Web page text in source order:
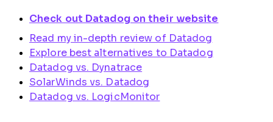
Check out Datadog on their website
Read my in-depth review of Datadog
Explore best alternatives to Datadog
Datadog vs. Dynatrace
SolarWinds vs. Datadog
Datadog vs. LogicMonitor